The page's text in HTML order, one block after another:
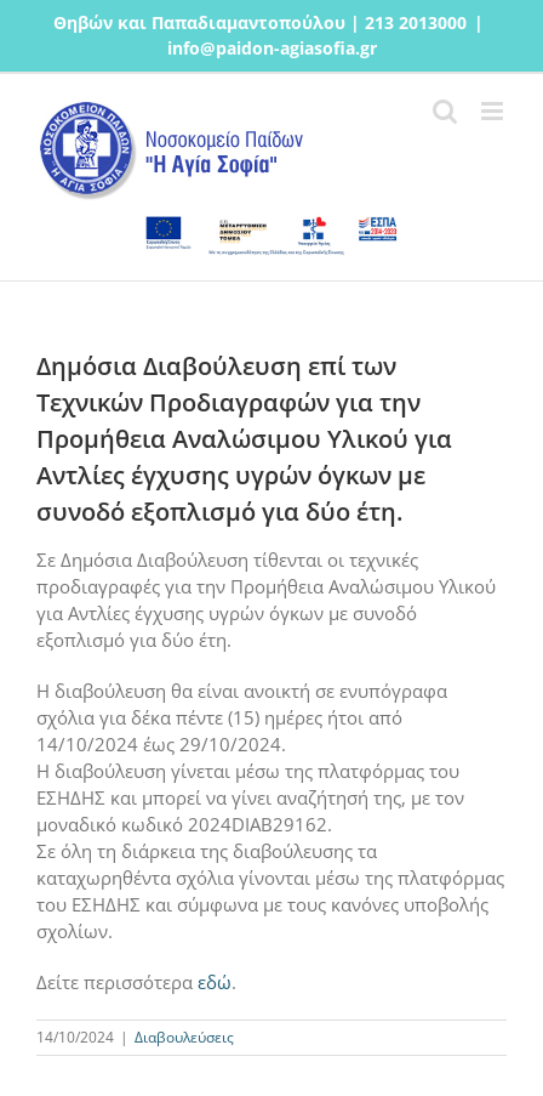
Μετάβαση
περιεχόμενο
Θηβών και Παπαδιαμαντοπούλου | 213 2013000 |
info@paidon-agiasofia.gr
Δημόσια Διαβούλευση επί των
Τεχνικών Προδιαγραφών για την
Προμήθεια Αναλώσιμου Υλικού για
Αντλίες έγχυσης υγρών όγκων με
συνοδό εξοπλισμό για δύο έτη.
Σε Δημόσια Διαβούλευση τίθενται οι τεχνικές
προδιαγραφές για την Προμήθεια Αναλώσιμου Υλικού
για Αντλίες έγχυσης υγρών όγκων με συνοδό
εξοπλισμό για δύο έτη.
Η διαβούλευση θα είναι ανοικτή σε ενυπόγραφα
σχόλια για δέκα πέντε (15) ημέρες ήτοι από
14/10/2024 έως 29/10/2024.
Η διαβούλευση γίνεται μέσω της πλατφόρμας του
ΕΣΗΔΗΣ και μπορεί να γίνει αναζήτησή της, με τον
μοναδικό κωδικό 2024DIAB29162.
Σε όλη τη διάρκεια της διαβούλευσης τα
καταχωρηθέντα σχόλια γίνονται μέσω της πλατφόρμας
του ΕΣΗΔΗΣ και σύμφωνα με τους κανόνες υποβολής
σχολίων.
Δείτε περισσότερα εδώ.
14/10/2024 | Διαβουλεύσεις